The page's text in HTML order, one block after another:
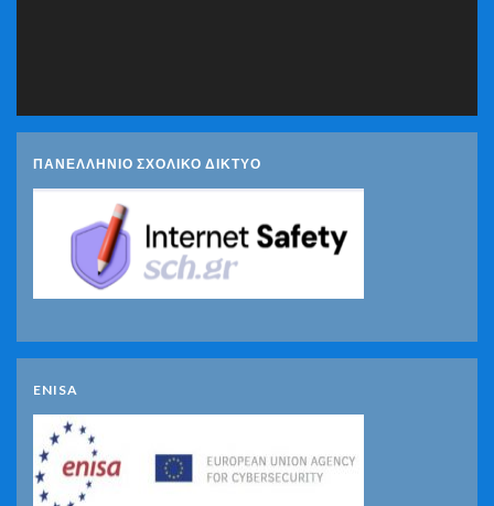
ΠΑΝΕΛΛΗΝΙΟ ΣΧΟΛΙΚΟ ΔΙΚΤΥΟ
ENISA